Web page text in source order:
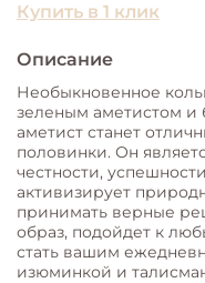
Купить в 1 клик
Описание
Необыкновенное
зеленым аметистом и
аметист станет
половинки. Он
честности,
активизирует
принимать верные
образ, подойдет к
стать вашим
изюминкой и